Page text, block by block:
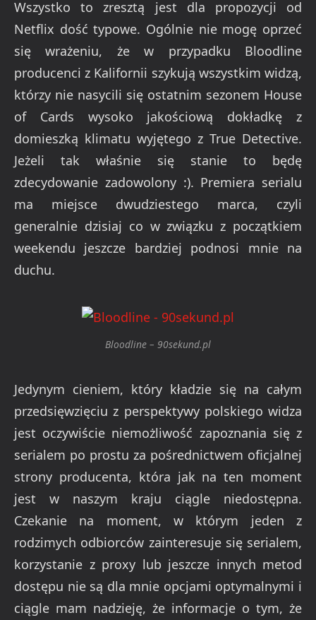
Wszystko to zresztą jest dla propozycji od
Netflix dość typowe. Ogólnie nie mogę oprzeć
się wrażeniu, że w przypadku Bloodline
producenci z Kalifornii szykują wszystkim widzą,
którzy nie nasycili się ostatnim sezonem House
of Cards wysoko jakościową dokładkę z
domieszką klimatu wyjętego z True Detective.
Jeżeli tak właśnie się stanie to będę
zdecydowanie zadowolony :). Premiera serialu
ma miejsce dwudziestego marca, czyli
generalnie dzisiaj co w związku z początkiem
weekendu jeszcze bardziej podnosi mnie na
duchu.
Bloodline – 90sekund.pl
Jedynym cieniem, który kładzie się na całym
przedsięwzięciu z perspektywy polskiego widza
jest oczywiście niemożliwość zapoznania się z
serialem po prostu za pośrednictwem oficjalnej
strony producenta, która jak na ten moment
jest w naszym kraju ciągle niedostępna.
Czekanie na moment, w którym jeden z
rodzimych odbiorców zainteresuje się serialem,
korzystanie z proxy lub jeszcze innych metod
dostępu nie są dla mnie opcjami optymalnymi i
ciągle mam nadzieję, że informacje o tym, że